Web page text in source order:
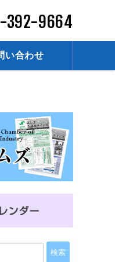
392-9664
い合わせ